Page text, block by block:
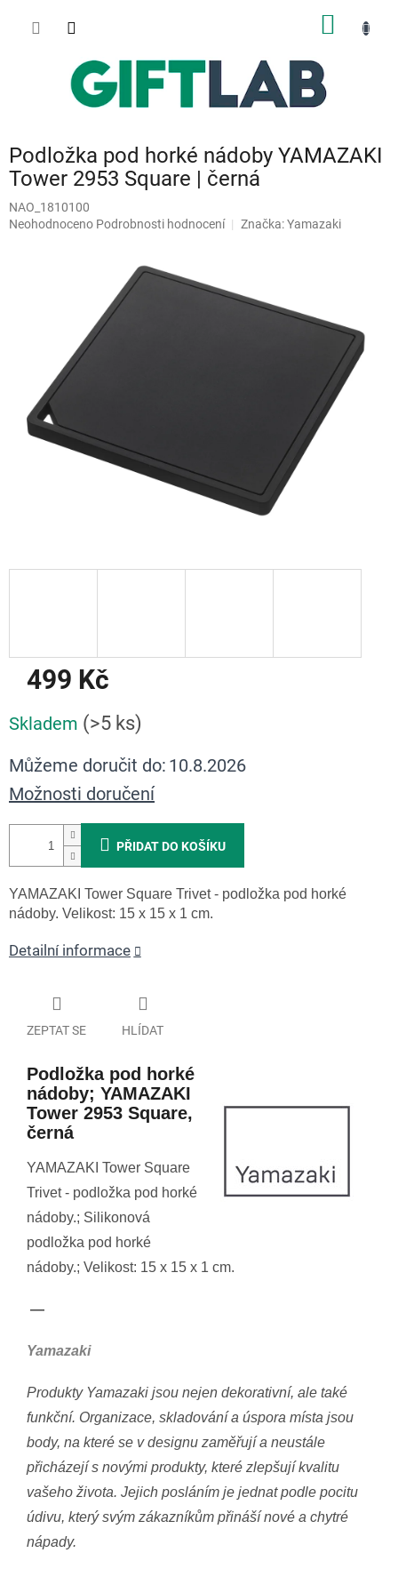
Podložka pod horké nádoby YAMAZAKI
Tower 2953 Square | černá
NAO_1810100
Průměrné
Neohodnoceno Podrobnosti hodnocení Značka:Yamazaki
499 Kč
cena:
Skladem (>5 ks)
Můžeme doručit do: 10.8.2026
Možnosti doručení
PŘIDAT DO KOŠÍKU
YAMAZAKI Tower Square Trivet - podložka pod horké
nádoby. Velikost: 15 x 15 x 1 cm.
Detailní informace
ZEPTAT SE HLÍDAT
Podložka pod horké
nádoby; YAMAZAKI
Tower 2953 Square,
černá
YAMAZAKI Tower Square
Trivet - podložka pod horké
nádoby.; Silikonová
podložka pod horké
nádoby.; Velikost: 15 x 15 x 1 cm.
—
Yamazaki
Produkty Yamazaki jsou nejen dekorativní, ale také
funkční. Organizace, skladování a úspora místa jsou
body, na které se v designu zaměřují a neustále
přicházejí s novými produkty, které zlepšují kvalitu
vašeho života. Jejich posláním je jednat podle pocitu
údivu, který svým zákazníkům přináší nové a chytré
nápady.